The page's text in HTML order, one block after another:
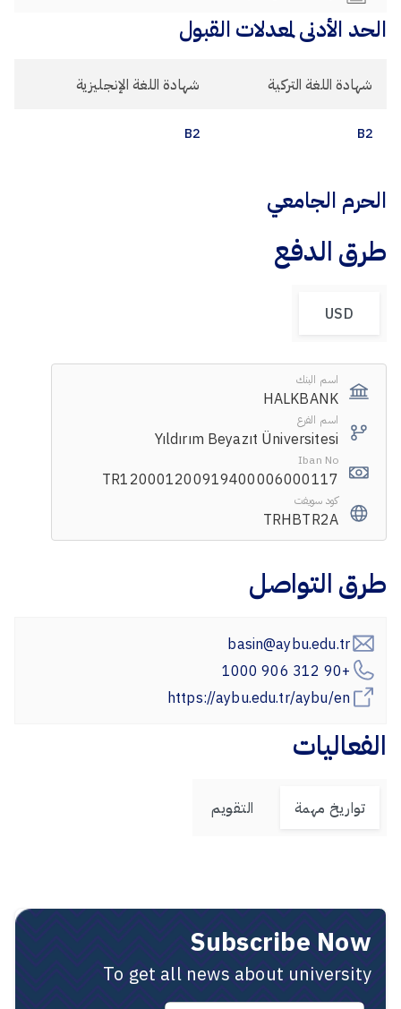
الحد الأدنى لمعدلات القبول
شهادة اللغة التركية شهادة اللغة الإنجليزية
B2
B2
الحرم الجامعي
طرق الدفع
USD
اسم البنك
HALKBANK
اسم الفرع
Yıldırım Beyazıt Üniversitesi
Iban No
TR120001200919400006000117
كود سويفت
TRHBTR2A
طرق التواصل
basin@aybu.edu.tr
+90 312 906 1000
https://aybu.edu.tr/aybu/en
الفعاليات
تواريخ مهمة التقويم
Subscribe Now
To get all news about university